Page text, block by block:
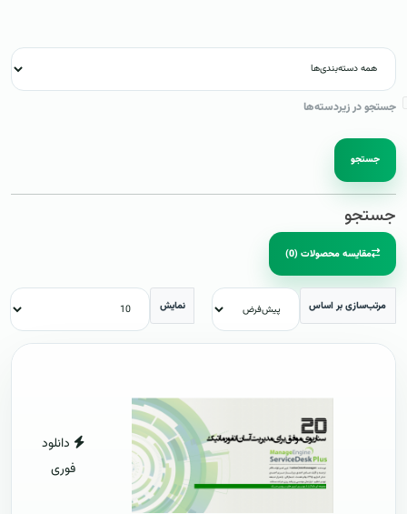
جستجو در زیردسته‌ها
جستجو
جستجو
مقایسه محصولات (0)
مرتب‌سازی بر اساس نمایش
دانلود
فوری